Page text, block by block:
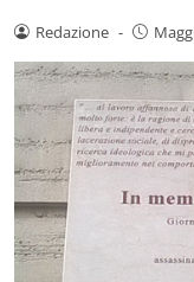
Redazione -